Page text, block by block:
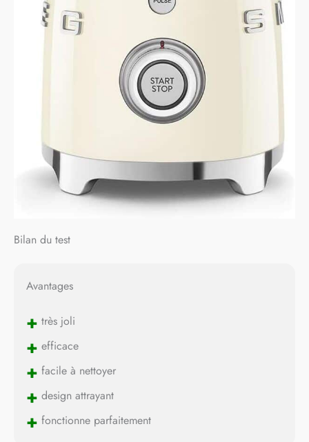
Bilan du test
Avantages
+ très joli
+ efficace
+ facile à nettoyer
+ design attrayant
+ fonctionne parfaitement